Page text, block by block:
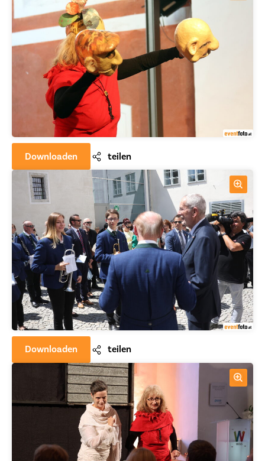
Downloaden teilen
Downloaden teilen